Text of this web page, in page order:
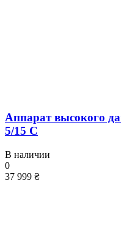
Аппарат высокого
5/15 C
В наличии
0
37 999 ₴